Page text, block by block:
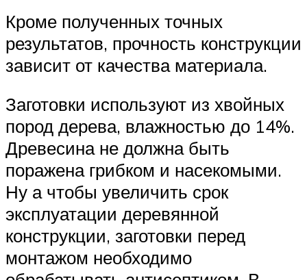
Кроме полученных точных
результатов, прочность конструкции
зависит от качества материала.
Заготовки используют из хвойных
пород дерева, влажностью до 14%.
Древесина не должна быть
поражена грибком и насекомыми.
Ну а чтобы увеличить срок
эксплуатации деревянной
конструкции, заготовки перед
монтажом необходимо